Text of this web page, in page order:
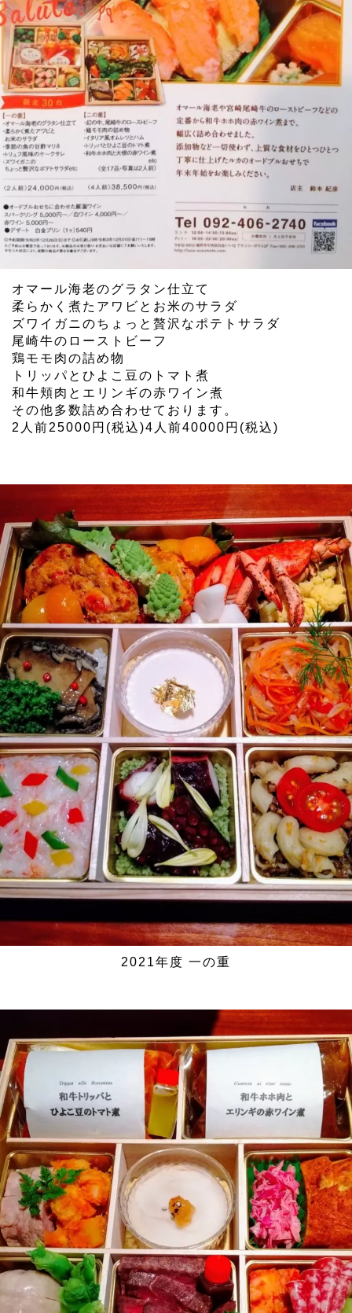
オマール海老のグラタン仕立て
柔らかく煮たアワビとお米のサラダ
ズワイガニのちょっと贅沢なポテトサラダ
尾崎牛のローストビーフ
鶏モモ肉の詰め物
トリッパとひよこ豆のトマト煮
和牛頬肉とエリンギの赤ワイン煮
その他多数詰め合わせております。
2人前25000円(税込)4人前40000円(税込)
2021年度 一の重